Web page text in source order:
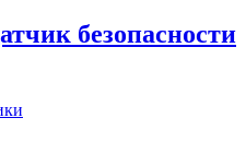
безопасности